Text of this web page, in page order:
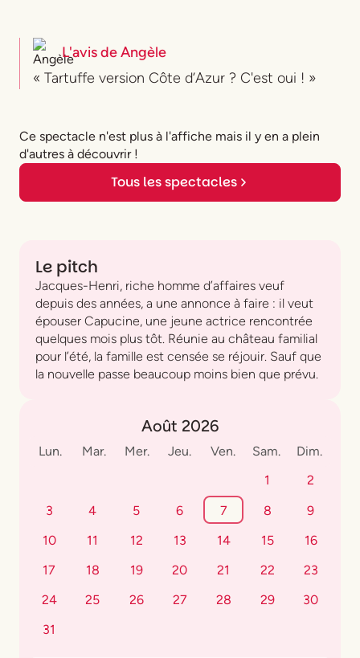
L'avis deAngèle
« Tartuffe version Côte d’Azur ? C'est oui ! »
Ce spectacle n'est plus à l'affiche mais il y en a plein
d'autres à découvrir !
Tous les spectacles
Le pitch
Jacques-Henri, riche homme d’affaires veuf
depuis des années, a une annonce à faire : il veut
épouser Capucine, une jeune actrice rencontrée
quelques mois plus tôt. Réunie au château familial
pour l’été, la famille est censée se réjouir. Sauf que
la nouvelle passe beaucoup moins bien que prévu.
Août 2026
Lun. Mar. Mer. Jeu. Ven. Sam.
Dim.
1
2
3
4 5 6 7 8
9
10
11 12 13 14 15
16
17
18 19 20 21 22
23
24
25 26 27 28 29
30
31